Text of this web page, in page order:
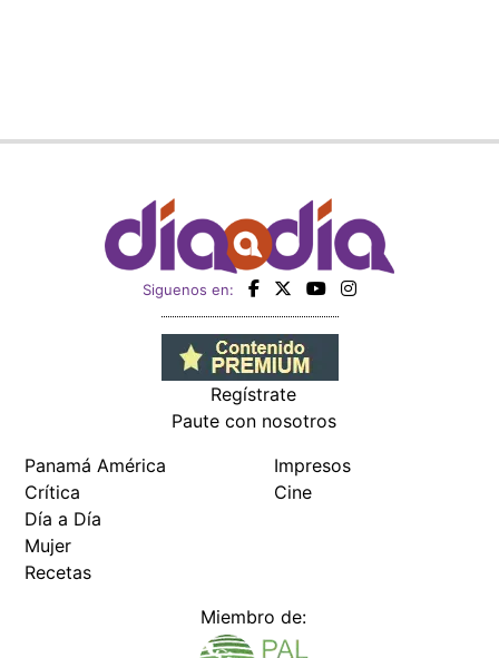
Siguenos en:
Regístrate
Paute con nosotros
Panamá América
Crítica
Día a Día
Mujer
Recetas
Impresos
Cine
Miembro de: